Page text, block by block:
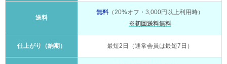
送料
無料（20%オフ・3,000円以上利用時）
※初回送料無料
仕上がり（納期） 最短2日（通常会員は最短7日）